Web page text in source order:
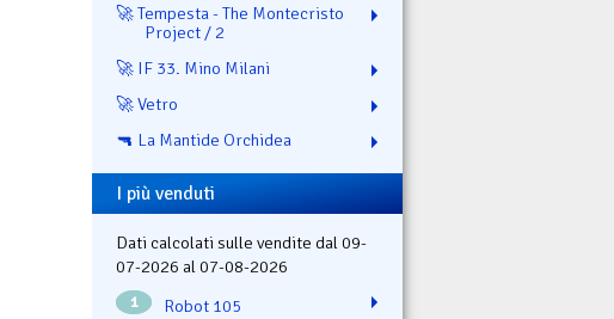
🚀 Tempesta - The Montecristo
Project / 2
🚀 IF 33. Mino Milani
🚀 Vetro
🔫 La Mantide Orchidea
I più venduti
Dati calcolati sulle vendite dal 09-
07-2026 al 07-08-2026
1 Robot 105